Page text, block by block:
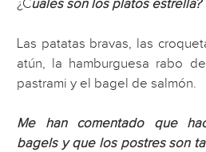
¿Cuales son los platos estrella?
Las patatas bravas, las
atún, la hamburguesa rabo
pastrami y el bagel de salmón.
Me han comentado que
bagels y que los postres son